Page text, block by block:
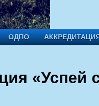
ОДПО